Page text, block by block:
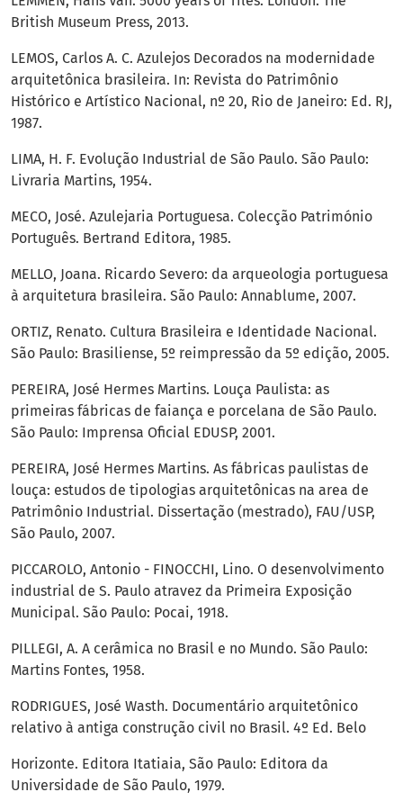
British Museum Press, 2013.
LEMOS, Carlos A. C. Azulejos Decorados na modernidade
arquitetônica brasileira. In: Revista do Patrimônio
Histórico e Artístico Nacional, nº 20, Rio de Janeiro: Ed. RJ,
1987.
LIMA, H. F. Evolução Industrial de São Paulo. São Paulo:
Livraria Martins, 1954.
MECO, José. Azulejaria Portuguesa. Colecção Património
Português. Bertrand Editora, 1985.
MELLO, Joana. Ricardo Severo: da arqueologia portuguesa
à arquitetura brasileira. São Paulo: Annablume, 2007.
ORTIZ, Renato. Cultura Brasileira e Identidade Nacional.
São Paulo: Brasiliense, 5º reimpressão da 5º edição, 2005.
PEREIRA, José Hermes Martins. Louça Paulista: as
primeiras fábricas de faiança e porcelana de São Paulo.
São Paulo: Imprensa Oficial EDUSP, 2001.
PEREIRA, José Hermes Martins. As fábricas paulistas de
louça: estudos de tipologias arquitetônicas na area de
Patrimônio Industrial. Dissertação (mestrado), FAU/USP,
São Paulo, 2007.
PICCAROLO, Antonio - FINOCCHI, Lino. O desenvolvimento
industrial de S. Paulo atravez da Primeira Exposição
Municipal. São Paulo: Pocai, 1918.
PILLEGI, A. A cerâmica no Brasil e no Mundo. São Paulo:
Martins Fontes, 1958.
RODRIGUES, José Wasth. Documentário arquitetônico
relativo à antiga construção civil no Brasil. 4º Ed. Belo
Horizonte. Editora Itatiaia, São Paulo: Editora da
Universidade de São Paulo, 1979.